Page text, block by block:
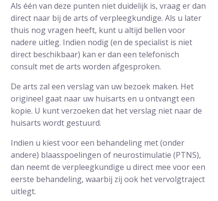
Als één van deze punten niet duidelijk is, vraag er dan
direct naar bij de arts of verpleegkundige. Als u later
thuis nog vragen heeft, kunt u altijd bellen voor
nadere uitleg. Indien nodig (en de specialist is niet
direct beschikbaar) kan er dan een telefonisch
consult met de arts worden afgesproken.
De arts zal een verslag van uw bezoek maken. Het
origineel gaat naar uw huisarts en u ontvangt een
kopie. U kunt verzoeken dat het verslag niet naar de
huisarts wordt gestuurd.
Indien u kiest voor een behandeling met (onder
andere) blaasspoelingen of neurostimulatie (PTNS),
dan neemt de verpleegkundige u direct mee voor een
eerste behandeling, waarbij zij ook het vervolgtraject
uitlegt.